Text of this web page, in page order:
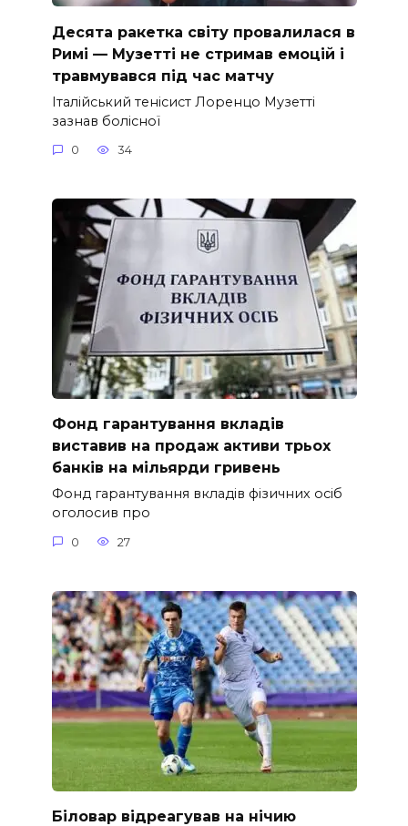
Десята ракетка світу провалилася в
Римі — Музетті не стримав емоцій і
травмувався під час матчу
Італійський тенісист Лоренцо Музетті
зазнав болісної
0 34
Фонд гарантування вкладів
виставив на продаж активи трьох
банків на мільярди гривень
Фонд гарантування вкладів фізичних осіб
оголосив про
0 27
Біловар відреагував на нічию